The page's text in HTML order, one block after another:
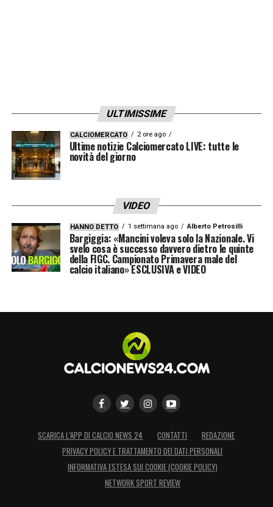
ULTIMISSIME
CALCIOMERCATO 2 ore ago
Ultime notizie Calciomercato LIVE: tutte le
novità del giorno
VIDEO
HANNO DETTO 1 settimana ago Alberto Petrosilli
Bargiggia: «Mancini voleva solo la Nazionale. Vi
svelo cosa è successo davvero dietro le quinte
della FIGC. Campionato Primavera male del
calcio italiano» ESCLUSIVA e VIDEO
SCARICA L’APP DI CALCIO NEWS 24 CONTATTI
REDAZIONE
PRIVACY POLICY E TRATTAMENTO DEI DATI PERSONALI
INFORMATIVA ESTESA SUI COOKIE (COOKIE POLICY)
NETWORK SPORT REVIEW